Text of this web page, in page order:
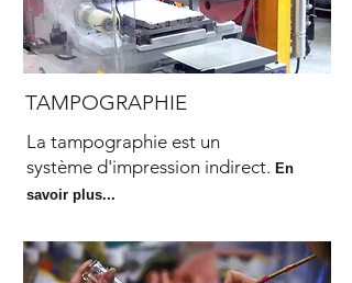
TAMPOGRAPHIE
La tampographie est un
système d'impression indirect. En
savoir plus...